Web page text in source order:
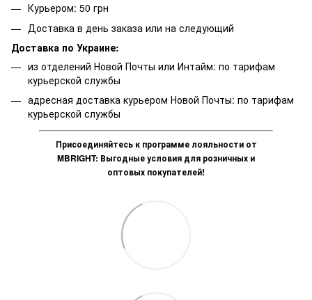
Курьером: 50 грн
Доставка в день заказа или на следующий
Доставка по Украине:
из отделений Новой Почты или Интайм: по тарифам
курьерской службы
адресная доставка курьером Новой Почты: по тарифам
курьерской службы
Присоединяйтесь к программе лояльности от
MBRIGHT: Выгодные условия для розничных и
оптовых покупателей!